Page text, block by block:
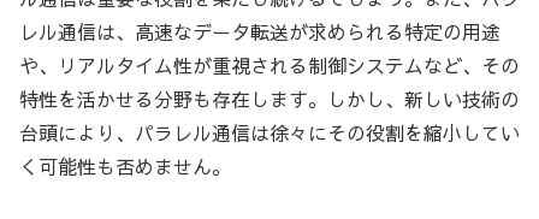
レル通信は、高速なデータ転送が求められる特定の用途
や、リアルタイム性が重視される制御システムなど、その
特性を活かせる分野も存在します。しかし、新しい技術の
台頭により、パラレル通信は徐々にその役割を縮小してい
く可能性も否めません。